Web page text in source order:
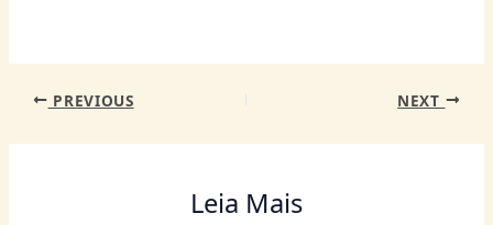
PREVIOUS NEXT
Leia Mais